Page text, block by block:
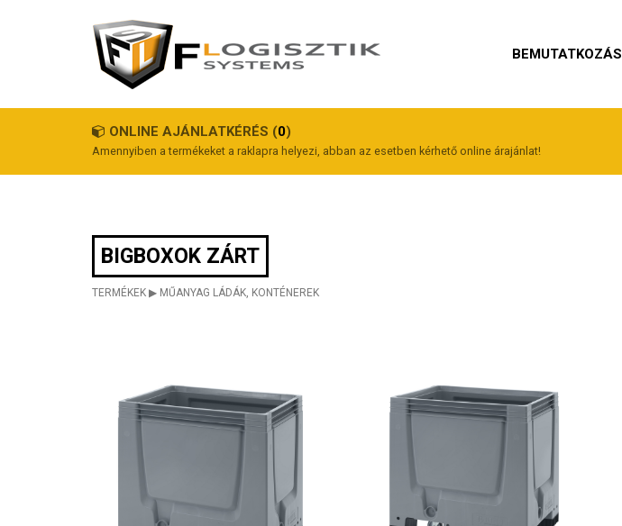
BEMUTATKOZÁS
ONLINE AJÁNLATKÉRÉS (0)
Amennyiben a termékeket a raklapra helyezi, abban az esetben kérhető online árajánlat!
BIGBOXOK ZÁRT
TERMÉKEK ▶ MŰANYAG LÁDÁK, KONTÉNEREK